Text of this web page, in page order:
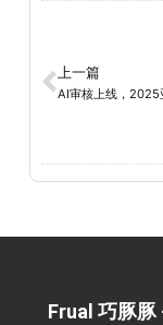
上一篇
Frual 巧豚豚